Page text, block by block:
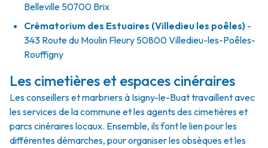
Belleville 50700 Brix
Crématorium des Estuaires (Villedieu les poêles) -
343 Route du Moulin Fleury 50800 Villedieu-les-Poêles-
Rouffigny
Les cimetières et espaces cinéraires
Les conseillers et marbriers à Isigny-le-Buat travaillent avec
les services de la commune et les agents des cimetières et
parcs cinéraires locaux. Ensemble, ils font le lien pour les
différentes démarches, pour organiser les obsèques et les